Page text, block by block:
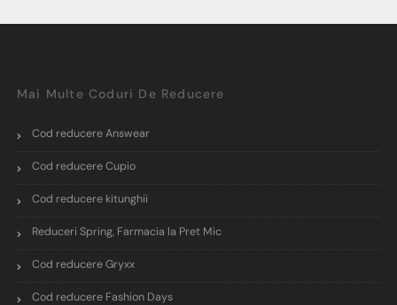
Mai Multe Coduri De Reducere
Cod reducere Answear
Cod reducere Cupio
Cod reducere kitunghii
Reduceri Spring, Farmacia la Pret Mic
Cod reducere Gryxx
Cod reducere Fashion Days